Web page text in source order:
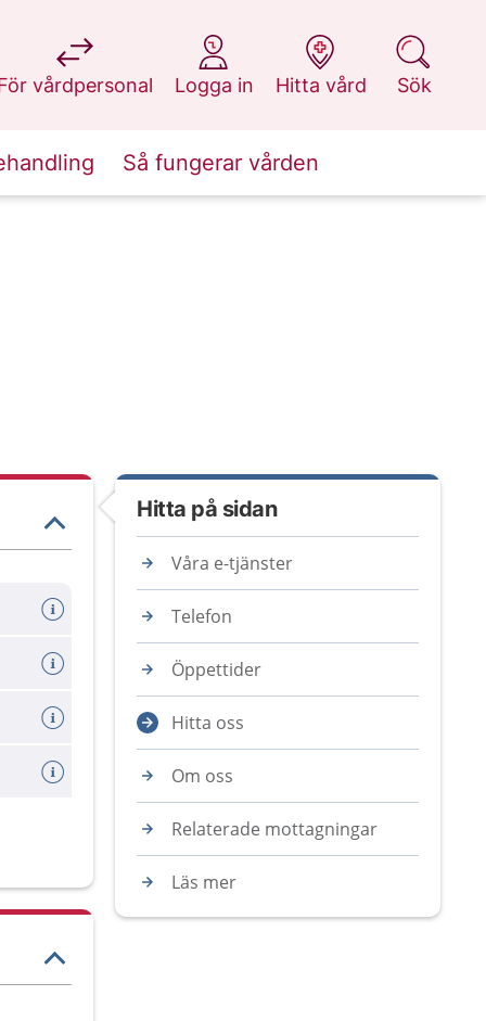
vårdpersonal
på 1177.se
Logga in
på 1177.se
Hitta vård
på 1177.se
Sök
på 1177.se
Så fungerar vården
Hitta på sidan
Våra e-tjänster
Telefon
Öppettider
Hitta oss
Om oss
Relaterade mottagningar
Läs mer